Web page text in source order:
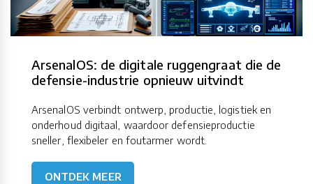
ArsenalOS: de digitale ruggengraat die de
defensie-industrie opnieuw uitvindt
ArsenalOS verbindt ontwerp, productie, logistiek en
onderhoud digitaal, waardoor defensieproductie
sneller, flexibeler en foutarmer wordt.
ONTDEK MEER